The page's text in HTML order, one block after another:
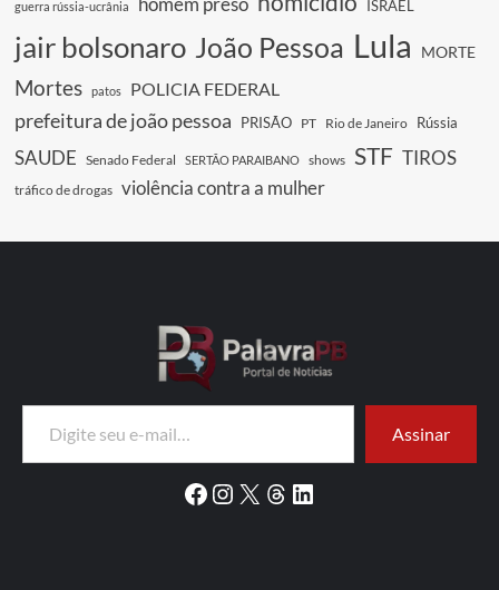
guerra rússia-ucrânia ISRAEL
jair bolsonaro João Pessoa Lula MORTE
Mortes patos POLICIA FEDERAL
prefeitura de joão pessoa PRISÃO PT Rio de Janeiro Rússia
SAUDE Senado Federal SERTÃO PARAIBANO shows STF TIROS
tráfico de drogas violência contra a mulher
Digite seu e-mail…
Assinar
Facebook
Instagram
X Threads
LinkedIn